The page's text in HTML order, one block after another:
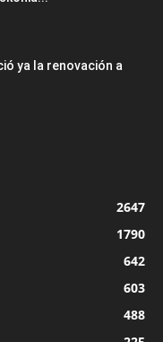
ya la renovación a
2647
1790
642
603
488